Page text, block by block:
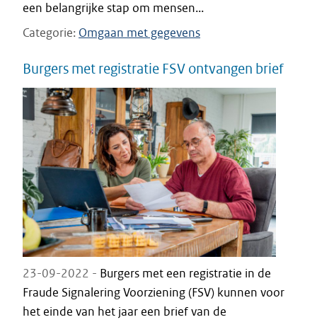
een belangrijke stap om mensen...
Categorie Omgaan met gegevens
Burgers met registratie FSV ontvangen brief
23-09-2022 - Burgers met een registratie in de
Fraude Signalering Voorziening (FSV) kunnen voor
het einde van het jaar een brief van de